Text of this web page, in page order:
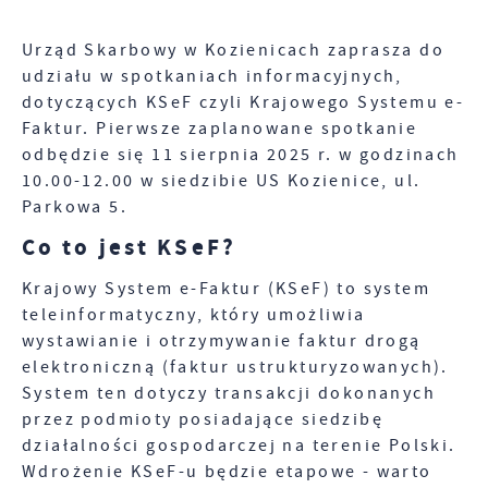
Urząd Skarbowy w Kozienicach zaprasza do
udziału w spotkaniach informacyjnych,
dotyczących KSeF czyli Krajowego Systemu e-
Faktur. Pierwsze zaplanowane spotkanie
odbędzie się 11 sierpnia 2025 r. w godzinach
10.00-12.00 w siedzibie US Kozienice, ul.
Parkowa 5.
Co to jest KSeF?
Krajowy System e-Faktur (KSeF) to system
teleinformatyczny, który umożliwia
wystawianie i otrzymywanie faktur drogą
elektroniczną (faktur ustrukturyzowanych).
System ten dotyczy transakcji dokonanych
przez podmioty posiadające siedzibę
działalności gospodarczej na terenie Polski.
Wdrożenie KSeF-u będzie etapowe - warto
Zapoznaj się z
POLITYKĄ PRYWATNOŚCI I PLIKÓW
COOKIES
.
internetowej zapamiętanie wprowadzonych przez
Ciebie ustawień oraz personalizację określonych
funkcjonalności czy prezentowanych treści.
Dzięki tym plikom cookies możemy zapewnić Ci
większy komfort korzystania z funkcjonalności
naszej strony poprzez dopasowanie jej do Twoich
indywidualnych preferencji. Wyrażenie zgody na
funkcjonalne i personalizacyjne pliki cookies
stronie.
Więcej
Analityczne
się i dostosowywać do Twoich potrzeb.
informacji w zakresie wykorzystywania witryny
internetowej, miejsca oraz częstotliwości, z jaką
odwiedzane są nasze serwisy www. Dane pozwalają
nam na ocenę naszych serwisów internetowych
pod względem ich popularności wśród
użytkowników. Zgromadzone informacje są
przetwarzane w formie zanonimizowanej.
Wyrażenie zgody na analityczne pliki cookies
gwarantuje dostępność wszystkich
Więcej
Reklamowe
Dzięki reklamowym plikom cookies prezentujemy
Ci najciekawsze informacje i aktualności na
stronach naszych partnerów.
Promocyjne pliki cookies służą do prezentowania
Ci naszych komunikatów na podstawie analizy
Więcej